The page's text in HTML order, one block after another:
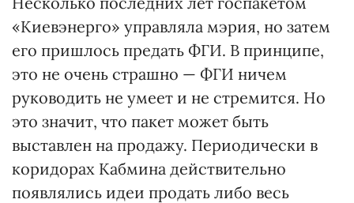
«Киевэнерго» управляла мэрия, но затем
его пришлось предать ФГИ. В принципе,
это не очень страшно — ФГИ ничем
руководить не умеет и не стремится. Но
это значит, что пакет может быть
выставлен на продажу. Периодически в
коридорах Кабмина действительно
появлялись идеи продать либо весь